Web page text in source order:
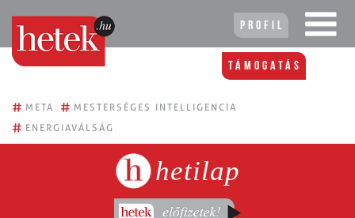
Profil
Támogatás
# META # MESTERSÉGES INTELLIGENCIA
# ENERGIAVÁLSÁG
hetilap